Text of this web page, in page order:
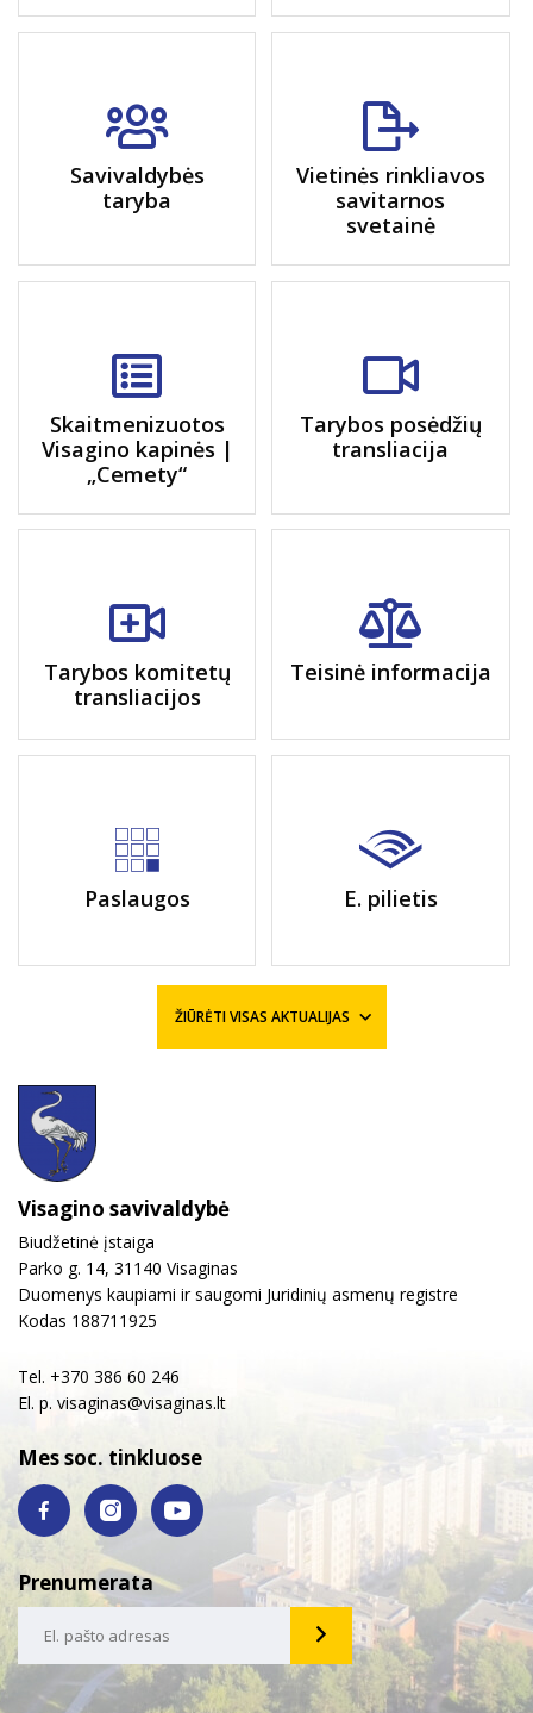
Savivaldybės
taryba
Vietinės rinkliavos
savitarnos
svetainė
Skaitmenizuotos
Visagino kapinės |
„Cemety“
Tarybos posėdžių
transliacija
Tarybos komitetų
transliacijos
Teisinė informacija
Paslaugos E. pilietis
ŽIŪRĖTI VISAS AKTUALIJAS
Visagino savivaldybė
Biudžetinė įstaiga
Parko g. 14, 31140 Visaginas
Duomenys kaupiami ir saugomi Juridinių asmenų registre
Kodas 188711925
Tel. +370 386 60 246
El. p. visaginas@visaginas.lt
Mes soc. tinkluose
Prenumerata